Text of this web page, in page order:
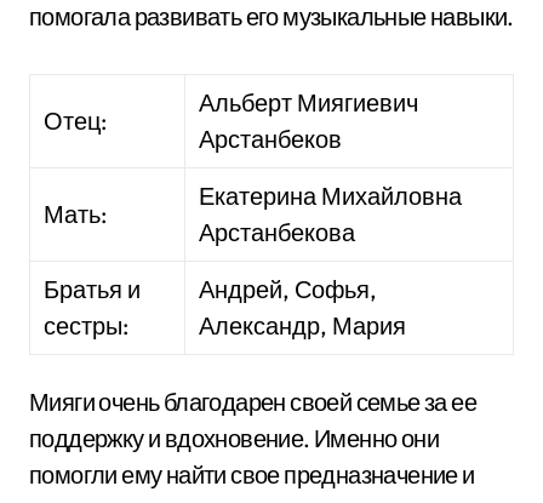
помогала развивать его музыкальные навыки.
Отец:
Альберт Миягиевич
Арстанбеков
Мать:
Екатерина Михайловна
Арстанбекова
Братья и
сестры:
Андрей, Софья,
Александр, Мария
Мияги очень благодарен своей семье за ее
поддержку и вдохновение. Именно они
помогли ему найти свое предназначение и